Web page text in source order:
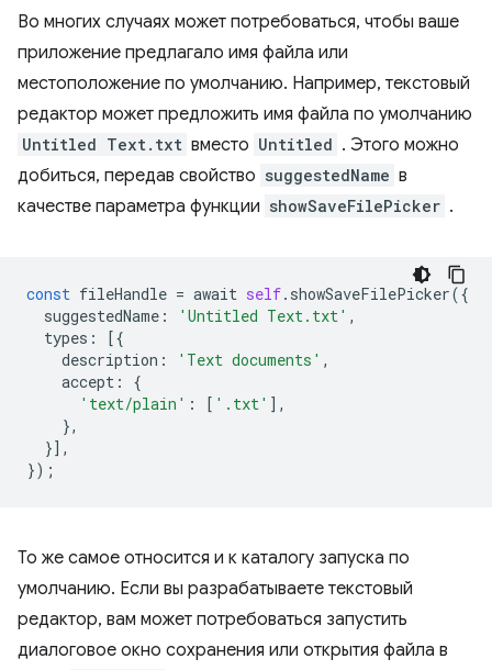
Во многих случаях может потребоваться, чтобы ваше
приложение предлагало имя файла или
местоположение по умолчанию. Например, текстовый
редактор может предложить имя файла по умолчанию
Untitled Text.txt вместо Untitled . Этого можно
добиться, передав свойство suggestedName в
качестве параметра функции showSaveFilePicker .
const fileHandle = await self. showSaveFilePicker({
suggestedName : 'Untitled Text.txt' ,
types :
[{
description : 'Text documents' ,
accept :
{
'text/plain' : [ '.txt' ],
},
}],
});
То же самое относится и к каталогу запуска по
умолчанию. Если вы разрабатываете текстовый
редактор, вам может потребоваться запустить
диалоговое окно сохранения или открытия файла в